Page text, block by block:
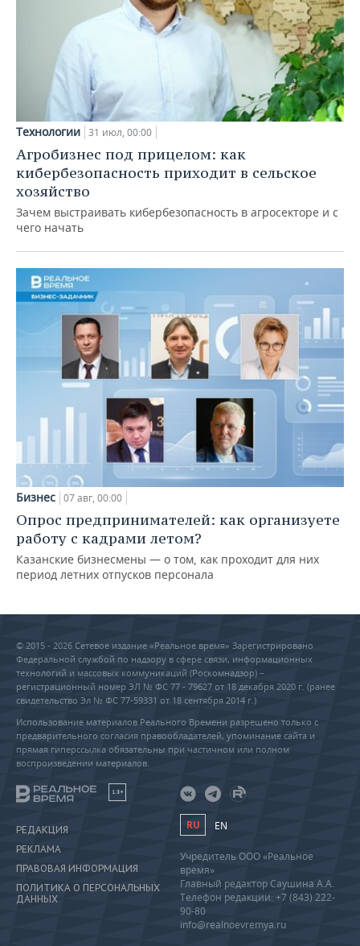
Технологии 31 июл, 00:00
Агробизнес под прицелом: как
кибербезопасность приходит в сельское
хозяйство
Зачем выстраивать кибербезопасность в агросекторе и с
чего начать
Бизнес 07 авг, 00:00
Опрос предпринимателей: как организуете
работу с кадрами летом?
Казанские бизнесмены — о том, как проходит для них
период летних отпусков персонала
© 2015 - 2026 Сетевое издание «Реальное время» Зарегистрировано
Федеральной службой по надзору в сфере связи, информационных
технологий и массовых коммуникаций (Роскомнадзор) –
регистрационный номер ЭЛ № ФС 77 - 79627 от 18 декабря 2020 г. (ранее
свидетельство Эл № ФС 77-59331 от 18 сентября 2014 г.)
Использование материалов Реального Времени разрешено только с
предварительного согласия правообладателей, упоминание сайта и
прямая гиперссылка обязательны при частичном или полном
воспроизведении материалов.
18+
РЕДАКЦИЯ
РЕКЛАМА
ПРАВОВАЯ ИНФОРМАЦИЯ
ПОЛИТИКА О ПЕРСОНАЛЬНЫХ
ДАННЫХ
RU EN
Учредитель ООО «Реальное
время»
Главный редактор Саушина А.А.
Телефон редакции: +7 (843) 222-
90-80
info@realnoevremya.ru